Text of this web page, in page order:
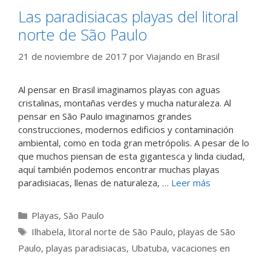
Las paradisiacas playas del litoral
norte de São Paulo
21 de noviembre de 2017 por Viajando en Brasil
Al pensar en Brasil imaginamos playas con aguas
cristalinas, montañas verdes y mucha naturaleza. Al
pensar en São Paulo imaginamos grandes
construcciones, modernos edificios y contaminación
ambiental, como en toda gran metrópolis. A pesar de lo
que muchos piensan de esta gigantesca y linda ciudad,
aquí también podemos encontrar muchas playas
paradisiacas, llenas de naturaleza, … Leer más
Categorías
Playas, São Paulo
Etiquetas
Ilhabela, litoral norte de São Paulo, playas de São
Paulo, playas paradisiacas, Ubatuba, vacaciones en